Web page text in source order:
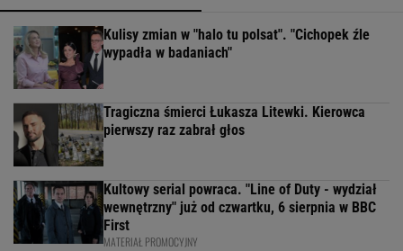
Kulisy zmian w "halo tu polsat". "Cichopek źle
wypadła w badaniach"
Tragiczna śmierci Łukasza Litewki. Kierowca
pierwszy raz zabrał głos
Kultowy serial powraca. "Line of Duty - wydział
wewnętrzny" już od czwartku, 6 sierpnia w BBC
First
MATERIAŁ PROMOCYJNY